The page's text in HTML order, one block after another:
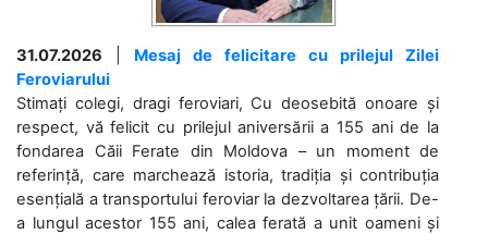
31.07.2026
Mesaj de felicitare cu prilejul Zilei
Feroviarului
Stimați colegi, dragi feroviari, Cu deosebită onoare și
respect, vă felicit cu prilejul aniversării a 155 ani de la
fondarea Căii Ferate din Moldova – un moment de
referință, care marchează istoria, tradiția și contribuția
esențială a transportului feroviar la dezvoltarea țării. De-
a lungul acestor 155 ani, calea ferată a unit oameni și